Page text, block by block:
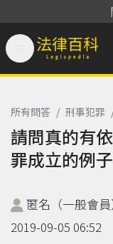
法律百科
所有問答 / 刑事犯罪
請問真的有
罪成立的例
匿名（一般會員
2019-09-05 06:52